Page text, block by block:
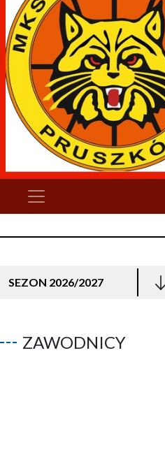
SEZON 2026/2027
ZAWODNICY